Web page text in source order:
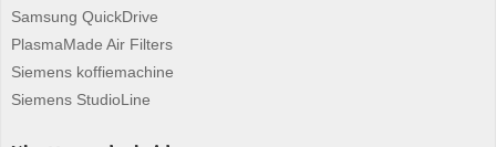
Samsung QuickDrive
PlasmaMade Air Filters
Siemens koffiemachine
Siemens StudioLine